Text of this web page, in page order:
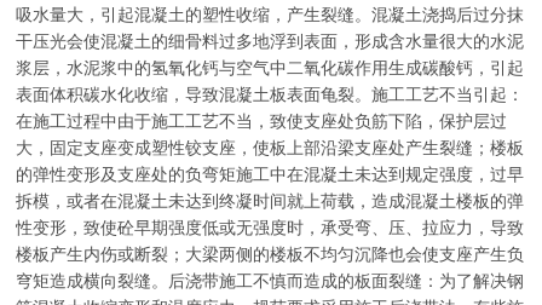
吸水量大，引起混凝土的塑性收缩，产生裂缝。混凝土浇捣后过分抹
干压光会使混凝土的细骨料过多地浮到表面，形成含水量很大的水泥
浆层，水泥浆中的氢氧化钙与空气中二氧化碳作用生成碳酸钙，引起
表面体积碳水化收缩，导致混凝土板表面龟裂。施工工艺不当引起：
在施工过程中由于施工工艺不当，致使支座处负筋下陷，保护层过
大，固定支座变成塑性铰支座，使板上部沿梁支座处产生裂缝；楼板
的弹性变形及支座处的负弯矩施工中在混凝土未达到规定强度，过早
拆模，或者在混凝土未达到终凝时间就上荷载，造成混凝土楼板的弹
性变形，致使砼早期强度低或无强度时，承受弯、压、拉应力，导致
楼板产生内伤或断裂；大梁两侧的楼板不均匀沉降也会使支座产生负
穹矩造成横向裂缝。后浇带施工不慎而造成的板面裂缝：为了解决钢